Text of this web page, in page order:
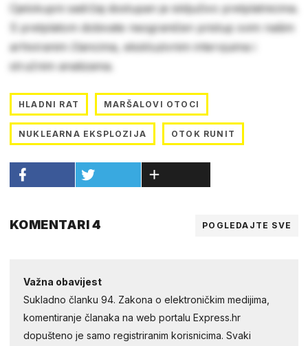
Cjelokupni sadržaj dostupan je isključivo pretplatnicima.
S pretplatom dobivate neograničen pristup svim našim
arhiviranim člancima, ekskluzivnim intervjuima i
stručnim analizama.
HLADNI RAT MARŠALOVI OTOCI
NUKLEARNA EKSPLOZIJA OTOK RUNIT
KOMENTARI 4 POGLEDAJTE SVE
Važna obavijest
Sukladno članku 94. Zakona o elektroničkim medijima,
komentiranje članaka na web portalu Express.hr
dopušteno je samo registriranim korisnicima. Svaki